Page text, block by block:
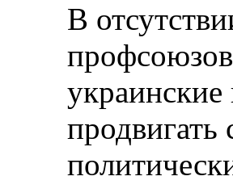
В
продвигать